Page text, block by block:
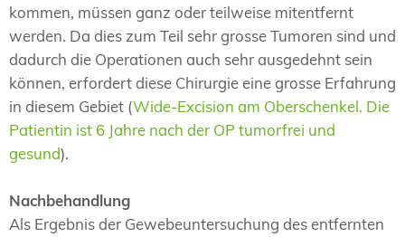
kommen, müssen ganz oder teilweise mitentfernt
werden. Da dies zum Teil sehr grosse Tumoren sind und
dadurch die Operationen auch sehr ausgedehnt sein
können, erfordert diese Chirurgie eine grosse Erfahrung
in diesem Gebiet (Wide-Excision am Oberschenkel. Die
Patientin ist 6 Jahre nach der OP tumorfrei und
gesund).
Nachbehandlung
Als Ergebnis der Gewebeuntersuchung des entfernten